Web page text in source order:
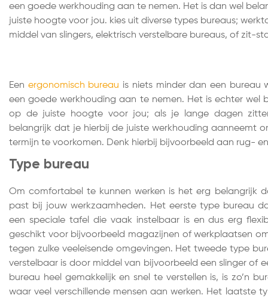
een goede werkhouding aan te nemen. Het is dan wel
juiste hoogte voor jou. kies uit diverse types bureaus;
middel van slingers, elektrisch verstelbare bureaus, of zit-
Een ergonomisch bureau is niets minder dan een
een goede werkhouding aan te nemen. Het is echter wel
op de juiste hoogte voor jou; als je lange dagen
belangrijk dat je hierbij de juiste werkhouding aanneemt
termijn te voorkomen. Denk hierbij bijvoorbeeld aan rug-
Type bureau
Om comfortabel te kunnen werken is het erg belangrijk
past bij jouw werkzaamheden. Het eerste type bureau
een speciale tafel die vaak instelbaar is en dus erg
geschikt voor bijvoorbeeld magazijnen of werkplaatsen
tegen zulke veeleisende omgevingen. Het tweede type
verstelbaar is door middel van bijvoorbeeld een slinger of
bureau heel gemakkelijk en snel te verstellen is, is zo’n
waar veel verschillende mensen aan werken. Het laatste